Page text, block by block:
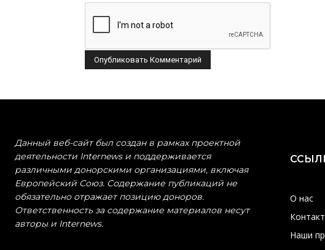
Данный веб-сайт был создан в рамках проектной
деятельности Internews и поддерживается
различными донорскими организациями, включая
Европейский Союз. Содержание публикаций не
обязательно отражает позицию доноров.
Ответственность за содержание материалов несут
авторы и Internews.
О нас
Наши